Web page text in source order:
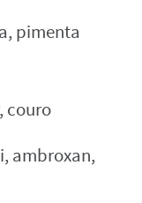
pimenta
couro
ambroxan,